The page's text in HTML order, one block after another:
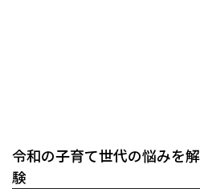
令和の子育て世代の悩みを
験